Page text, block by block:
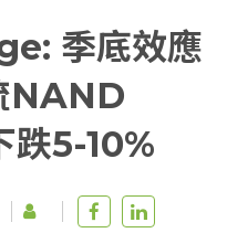
季底效應
NAND
跌5-10%